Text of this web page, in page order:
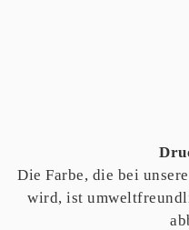
Die Farbe, die bei
wird, ist